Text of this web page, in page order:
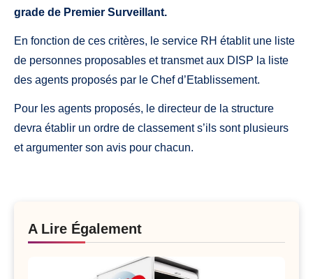
grade de Premier Surveillant.
En fonction de ces critères, le service RH établit une liste
de personnes proposables et transmet aux DISP la liste
des agents proposés par le Chef d’Etablissement.
Pour les agents proposés, le directeur de la structure
devra établir un ordre de classement s’ils sont plusieurs
et argumenter son avis pour chacun.
A Lire Également